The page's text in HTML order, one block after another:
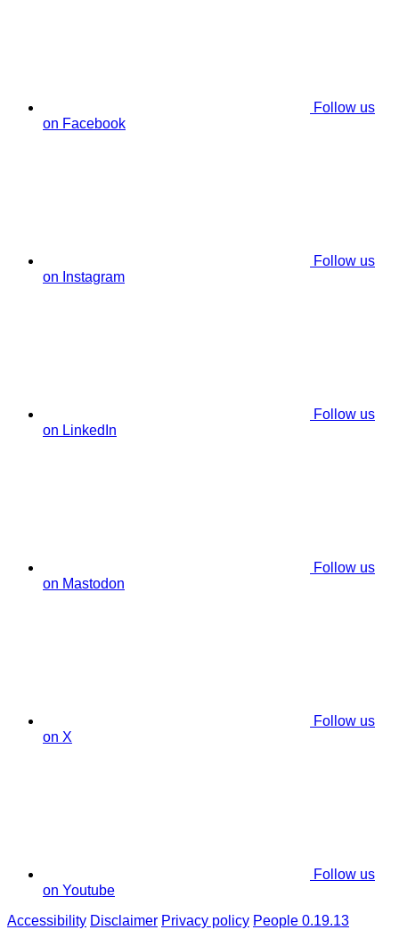
Follow us
on Facebook
Follow us
on Instagram
Follow us
on LinkedIn
Follow us
on Mastodon
Follow us
on X
Follow us
on Youtube
Accessibility Disclaimer Privacy policy People 0.19.13